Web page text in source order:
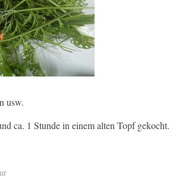
usw.
ca. 1 Stunde in einem alten Topf gekocht.